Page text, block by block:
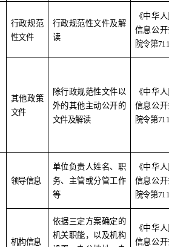
行政规范
性文件
行政规范性文件及解
读
《中华
信息公
院令第
其他政策
文件
除行政规范性文件以
外的其他主动公开的
文件及解读
《中华
信息公
院令第
领导信息
单位负责人姓名、职
务、主管或分管工作
等
《中华
信息公
院令第
机构信息
依据三定方案确定的
机关职能，以及机构
《中华
信息公